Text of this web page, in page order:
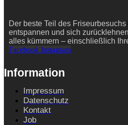
Der beste Teil des
entspannen und sich
alles kümmern – einschließlich
Facebook Instagram
Information
Impressum
Datenschutz
Kontakt
Job